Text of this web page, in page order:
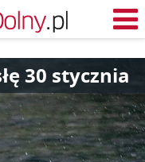
30 stycznia